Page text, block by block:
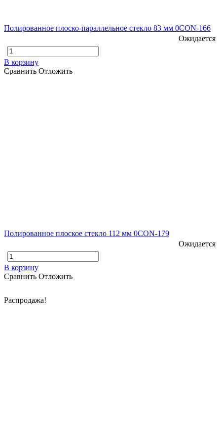
Полированное плоско-параллельное стекло 83 мм 0CON-166
Ожидается
В корзину
Сравнить Отложить
Полированное плоское стекло 112 мм 0CON-179
Ожидается
В корзину
Сравнить Отложить
Распродажа!